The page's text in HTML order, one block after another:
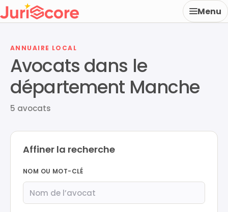
Menu
ANNUAIRE LOCAL
Avocats dans le
département Manche
5 avocats
Affiner la recherche
NOM OU MOT-CLÉ